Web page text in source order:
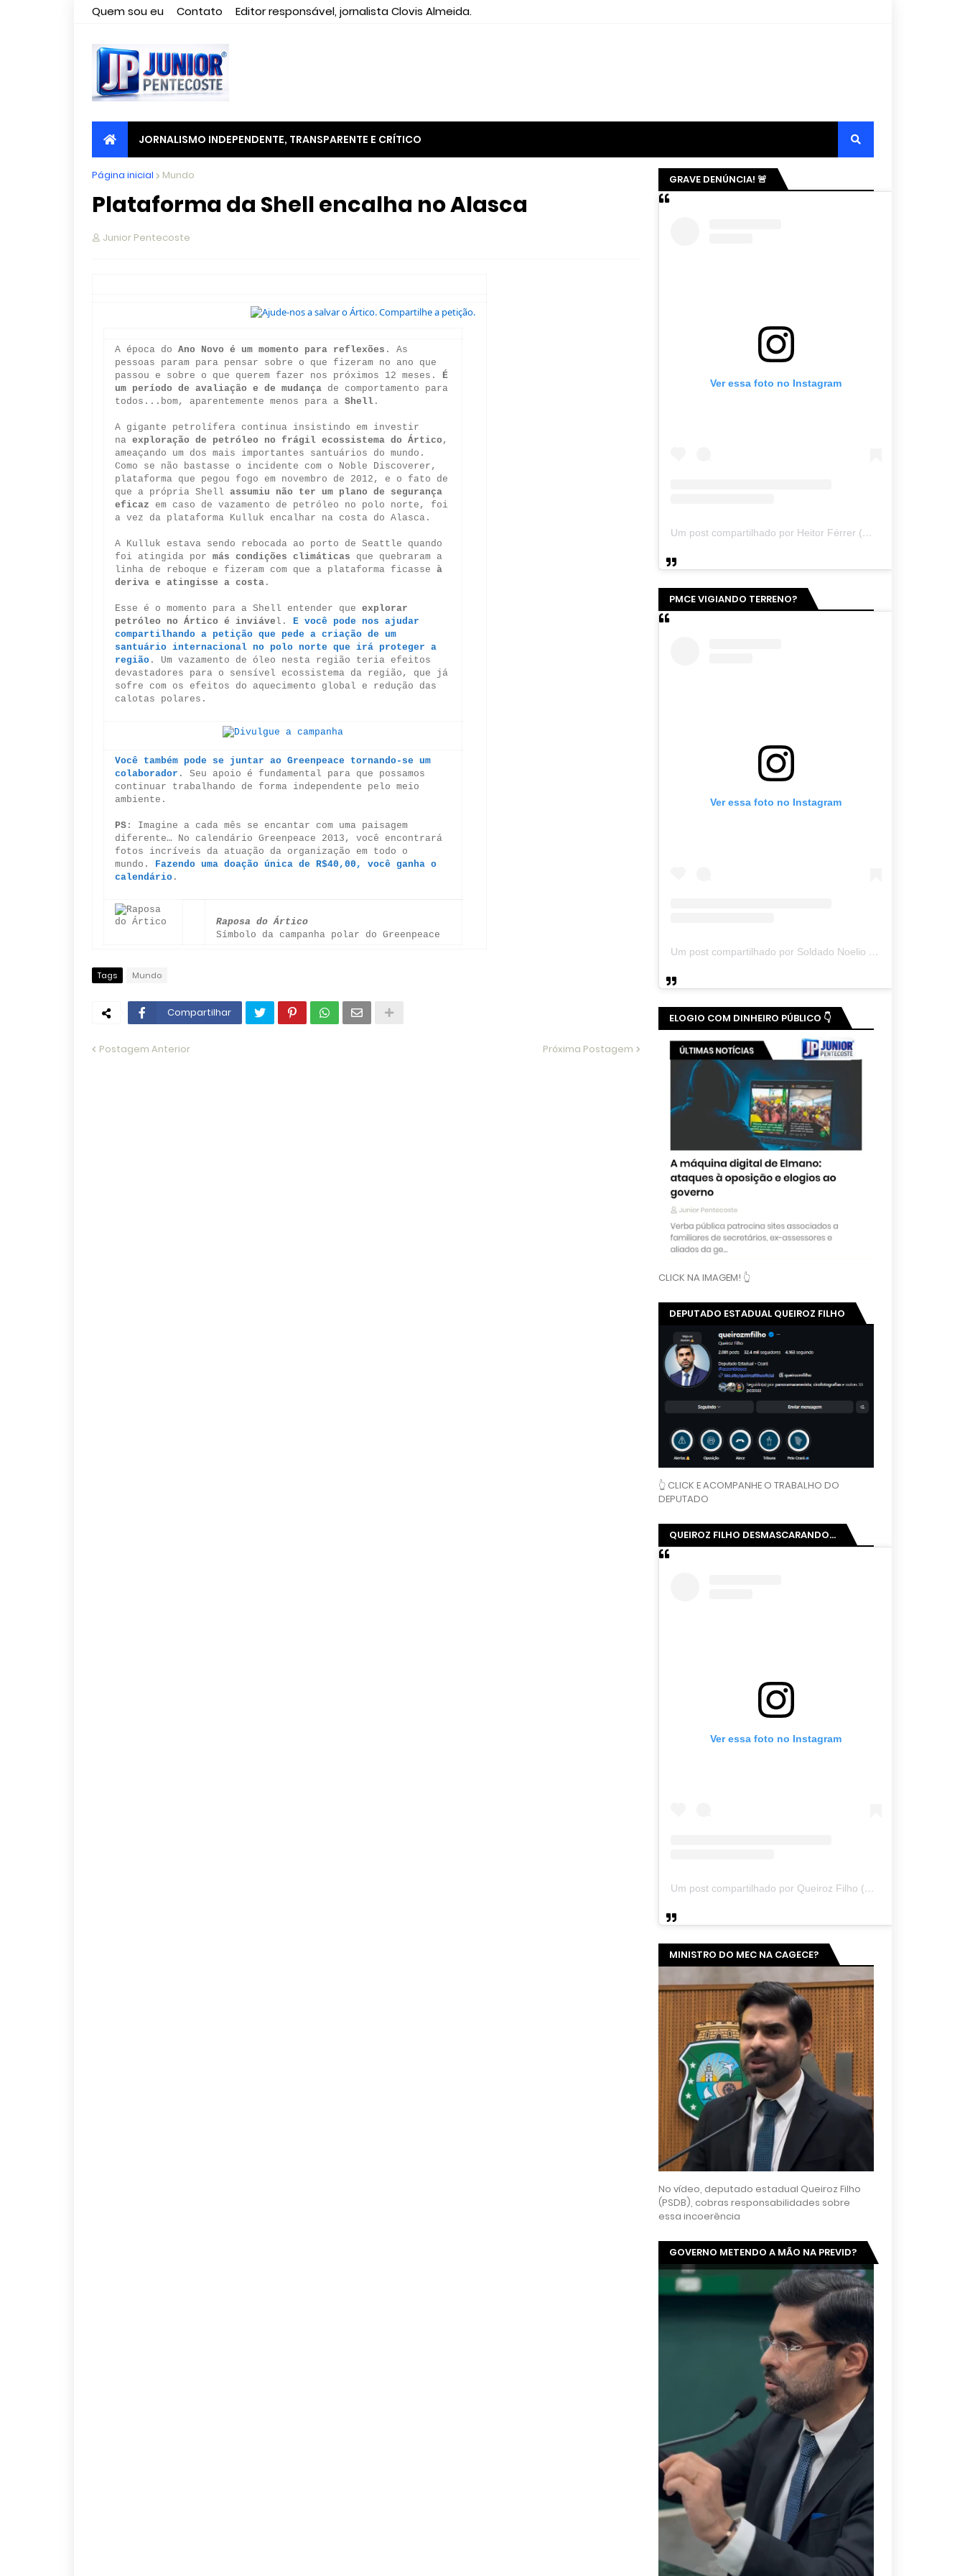
Quem sou eu Contato Editor responsável, jornalista Clovis Almeida.
JORNALISMO INDEPENDENTE, TRANSPARENTE E CRÍTICO
Página inicial Mundo
Junior Pentecoste
A época do Ano Novo é um momento para reflexões . As
pessoas param para pensar sobre o que fizeram no ano que
passou e sobre o que querem fazer nos próximos 12 meses. É
um período de avaliação e de mudançade comportamento para
todos...bom, aparentemente menos para a Shell.
A gigante petrolífera continua insistindo em investir
na exploração de petróleo no frágil ecossistema do Ártico,
ameaçando um dos mais importantes santuários do mundo.
Como se não bastasse o incidente com o Noble Discoverer,
plataforma que pegou fogo em novembro de 2012, e o fato de
que a própria Shell assumiu não ter um plano de segurança
eficaz em caso de vazamento de petróleo no polo norte, foi
a vez da plataforma Kulluk encalhar na costa do Alasca.
A Kulluk estava sendo rebocada ao porto de Seattle quando
foi atingida por más condições climáticas que quebraram a
linha de reboque e fizeram com que a plataforma ficasse à
deriva e atingisse a costa.
Esse é o momento para a Shell entender que explorar
petróleo no Ártico é inviáve l. E você pode nos ajudar
compartilhando a petição que pede a criação de um
santuário internacional no polo norte que irá proteger a
região. Um vazamento de óleo nesta região teria efeitos
devastadores para o sensível ecossistema da região, que já
sofre com os efeitos do aquecimento global e redução das
calotas polares.
Você também pode se juntar ao Greenpeace tornando-se um
colaborador . Seu apoio é fundamental para que possamos
continuar trabalhando de forma independente pelo meio
ambiente.
PS: Imagine a cada mês se encantar com uma paisagem
diferente… No calendário Greenpeace 2013, você encontrará
fotos incríveis da atuação da organização em todo o
mundo. Fazendo uma doação única de R$40,00, você ganha o
calendário.
Raposa do Ártico
Símbolo da campanha polar do Greenpeace
Tags Mundo
Compartilhar
Postagem Anterior Próxima Postagem
GRAVE DENÚNCIA! 🚨
Ver essa foto no Instagram
Um post compartilhado por Heitor Férrer (@heitor_ferrer77)
PMCE VIGIANDO TERRENO?
Ver essa foto no Instagram
Um post compartilhado por Soldado Noelio (@soldadonoelio)
ELOGIO COM DINHEIRO PÚBLICO 👇
CLICK NA IMAGEM! 👆
DEPUTADO ESTADUAL QUEIROZ FILHO
👆 CLICK E ACOMPANHE O TRABALHO DO
DEPUTADO
QUEIROZ FILHO DESMASCARANDO...
Ver essa foto no Instagram
Um post compartilhado por Queiroz Filho (@queirozmfilho)
MINISTRO DO MEC NA CAGECE?
No vídeo, deputado estadual Queiroz Filho
(PSDB), cobras responsabilidades sobre
essa incoerência
GOVERNO METENDO A MÃO NA PREVID?